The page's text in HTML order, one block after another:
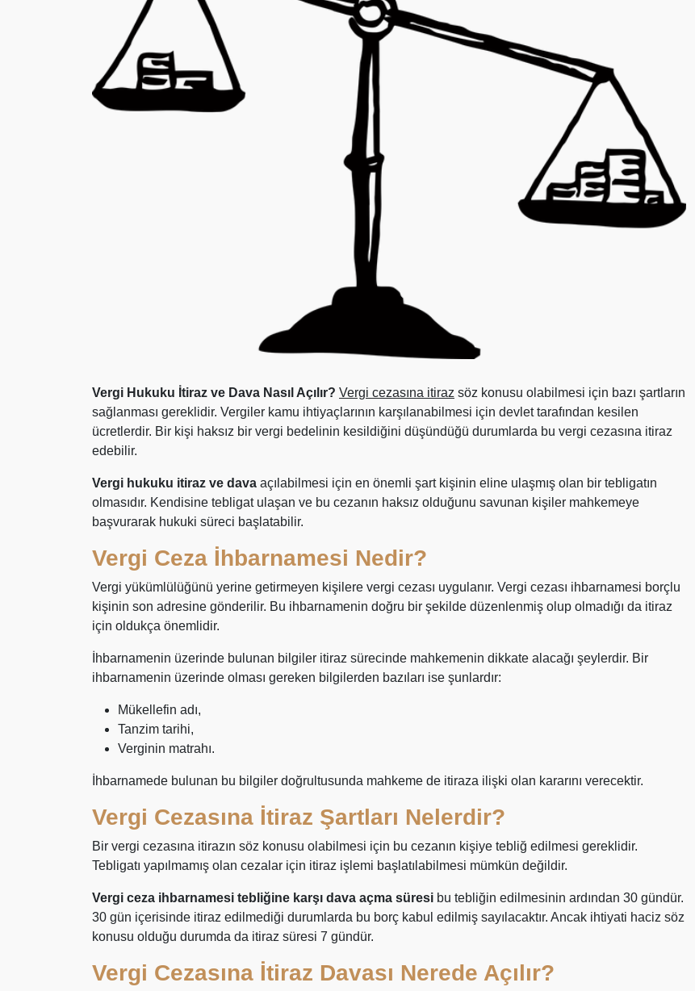
Vergi Hukuku İtiraz ve Dava Nasıl Açılır? Vergi cezasına itiraz söz konusu olabilmesi için bazı şartların
sağlanması gereklidir. Vergiler kamu ihtiyaçlarının karşılanabilmesi için devlet tarafından kesilen
ücretlerdir. Bir kişi haksız bir vergi bedelinin kesildiğini düşündüğü durumlarda bu vergi cezasına itiraz
edebilir.
Vergi hukuku itiraz ve dava açılabilmesi için en önemli şart kişinin eline ulaşmış olan bir tebligatın
olmasıdır. Kendisine tebligat ulaşan ve bu cezanın haksız olduğunu savunan kişiler mahkemeye
başvurarak hukuki süreci başlatabilir.
Vergi Ceza İhbarnamesi Nedir?
Vergi yükümlülüğünü yerine getirmeyen kişilere vergi cezası uygulanır. Vergi cezası ihbarnamesi borçlu
kişinin son adresine gönderilir. Bu ihbarnamenin doğru bir şekilde düzenlenmiş olup olmadığı da itiraz
için oldukça önemlidir.
İhbarnamenin üzerinde bulunan bilgiler itiraz sürecinde mahkemenin dikkate alacağı şeylerdir. Bir
ihbarnamenin üzerinde olması gereken bilgilerden bazıları ise şunlardır:
Mükellefin adı,
Tanzim tarihi,
Verginin matrahı.
İhbarnamede bulunan bu bilgiler doğrultusunda mahkeme de itiraza ilişki olan kararını verecektir.
Vergi Cezasına İtiraz Şartları Nelerdir?
Bir vergi cezasına itirazın söz konusu olabilmesi için bu cezanın kişiye tebliğ edilmesi gereklidir.
Tebligatı yapılmamış olan cezalar için itiraz işlemi başlatılabilmesi mümkün değildir.
Vergi ceza ihbarnamesi tebliğine karşı dava açma süresi bu tebliğin edilmesinin ardından 30 gündür.
30 gün içerisinde itiraz edilmediği durumlarda bu borç kabul edilmiş sayılacaktır. Ancak ihtiyati haciz söz
konusu olduğu durumda da itiraz süresi 7 gündür.
Vergi Cezasına İtiraz Davası Nerede Açılır?